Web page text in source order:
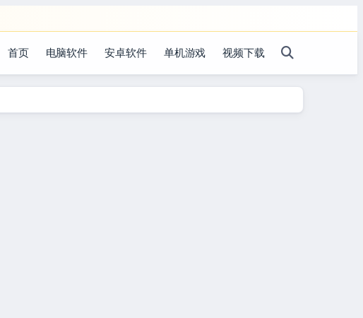
首页 电脑软件 安卓软件 单机游戏 视频下载